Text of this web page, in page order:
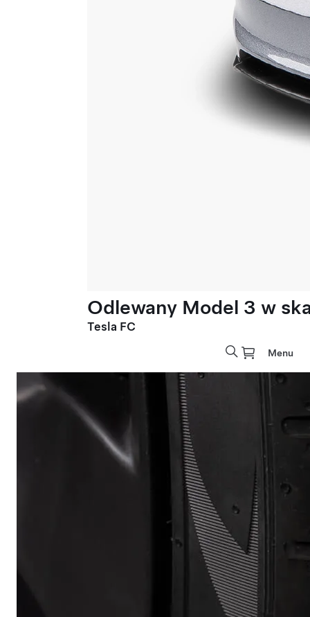
Odlewany Model 3 w
Tesla FC
Menu